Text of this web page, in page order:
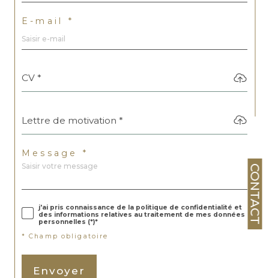
CONTACT
E-mail *
CV *
Lettre de motivation *
Message *
j'ai pris connaissance de la politique de confidentialité et
des informations relatives au traitement de mes données
personnelles (*)*
* Champ obligatoire
Envoyer